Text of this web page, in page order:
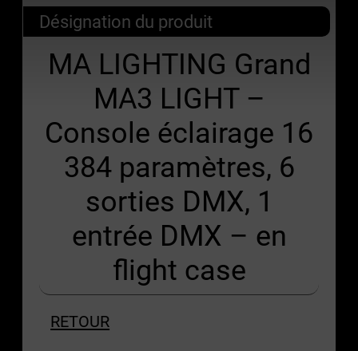
Désignation du produit
MA LIGHTING Grand
MA3 LIGHT –
Console éclairage 16
384 paramètres, 6
sorties DMX, 1
entrée DMX – en
flight case
RETOUR